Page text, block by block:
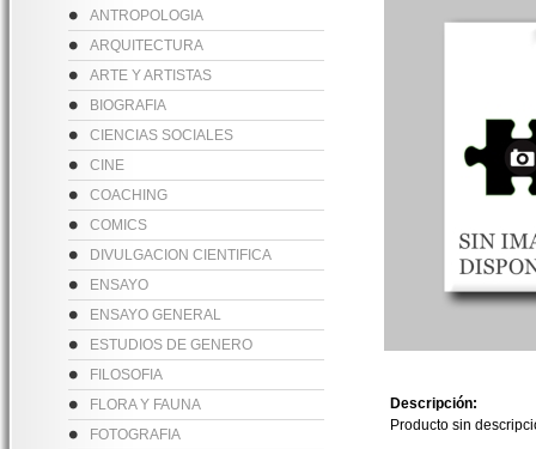
ANTROPOLOGIA
ARQUITECTURA
ARTE Y ARTISTAS
BIOGRAFIA
CIENCIAS SOCIALES
CINE
COACHING
COMICS
DIVULGACION CIENTIFICA
ENSAYO
ENSAYO GENERAL
ESTUDIOS DE GENERO
FILOSOFIA
FLORA Y FAUNA
FOTOGRAFIA
Descripción:
Producto sin